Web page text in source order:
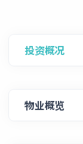
投资概况
物业概览